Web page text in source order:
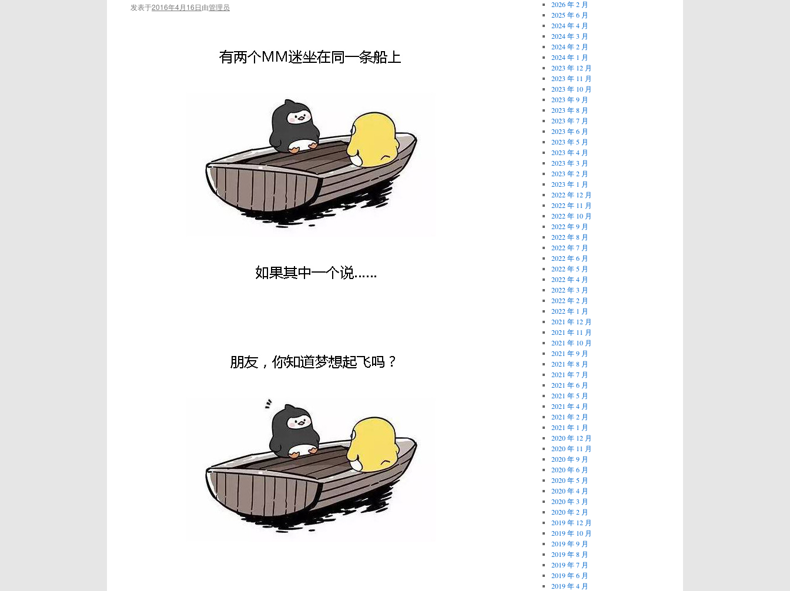
发表于2016年4月16日由管理员
2026 年 2 月
2025 年 6 月
2024 年 4 月
2024 年 3 月
2024 年 2 月
2024 年 1 月
2023 年 12 月
2023 年 11 月
2023 年 10 月
2023 年 9 月
2023 年 8 月
2023 年 7 月
2023 年 6 月
2023 年 5 月
2023 年 4 月
2023 年 3 月
2023 年 2 月
2023 年 1 月
2022 年 12 月
2022 年 11 月
2022 年 10 月
2022 年 9 月
2022 年 8 月
2022 年 7 月
2022 年 6 月
2022 年 5 月
2022 年 4 月
2022 年 3 月
2022 年 2 月
2022 年 1 月
2021 年 12 月
2021 年 11 月
2021 年 10 月
2021 年 9 月
2021 年 8 月
2021 年 7 月
2021 年 6 月
2021 年 5 月
2021 年 4 月
2021 年 2 月
2021 年 1 月
2020 年 12 月
2020 年 11 月
2020 年 9 月
2020 年 6 月
2020 年 5 月
2020 年 4 月
2020 年 3 月
2020 年 2 月
2019 年 12 月
2019 年 10 月
2019 年 9 月
2019 年 8 月
2019 年 7 月
2019 年 6 月
2019 年 4 月